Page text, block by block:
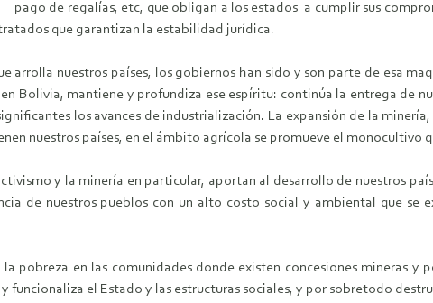
pago de regalías, etc, que obligan a los estados a cumplir sus
que garantizan la estabilidad jurídica.
arrolla nuestros países, los gobiernos han sido y son parte de esa
Bolivia, mantiene y profundiza ese espíritu: continúa la entrega de
los avances de industrialización. La expansión de la
nuestros países, en el ámbito agrícola se promueve el monocultivo
y la minería en particular, aportan al desarrollo de nuestros
de nuestros pueblos con un alto costo social y ambiental que se
pobreza en las comunidades donde existen concesiones mineras
funcionaliza el Estado y las estructuras sociales, y por sobretodo